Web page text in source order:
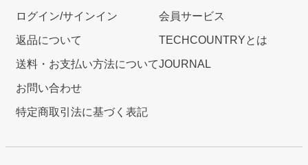
ログイン/サインイン
返品について
送料・お支払い方法について
お問い合わせ
特定商取引法に基づく表記
会員サービス
TECHCOUNTRYとは
JOURNAL